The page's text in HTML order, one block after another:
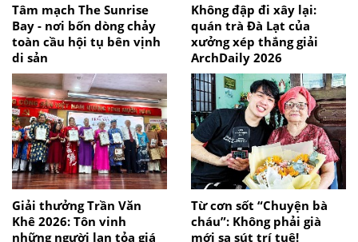
Tâm mạch The Sunrise
Bay - nơi bốn dòng chảy
toàn cầu hội tụ bên vịnh
di sản
Không đập đi xây lại:
quán trà Đà Lạt của
xưởng xép thắng giải
ArchDaily 2026
Giải thưởng Trần Văn
Khê 2026: Tôn vinh
những người lan tỏa giá
Từ cơn sốt “Chuyện bà
cháu”: Không phải già
mới sa sút trí tuệ!